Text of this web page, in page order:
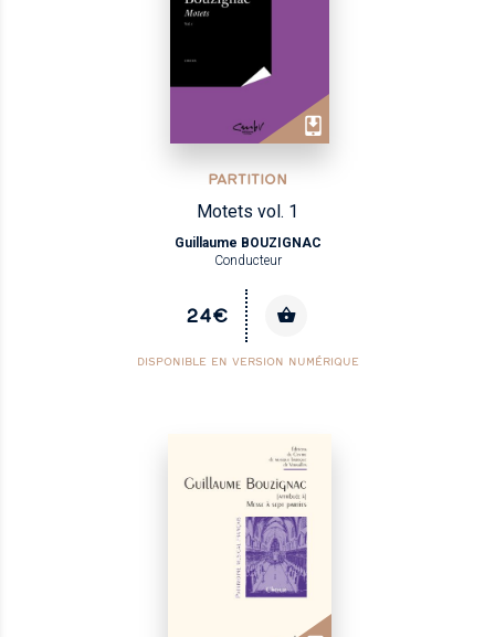
PARTITION
Motets vol. 1
Guillaume BOUZIGNAC
Conducteur
24€
DISPONIBLE EN VERSION NUMÉRIQUE